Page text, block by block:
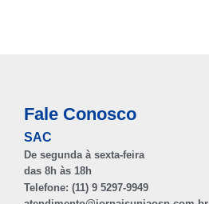
Fale Conosco
SAC
De segunda à sexta-feira
das 8h às 18h
Telefone: (11) 9 5297-9949